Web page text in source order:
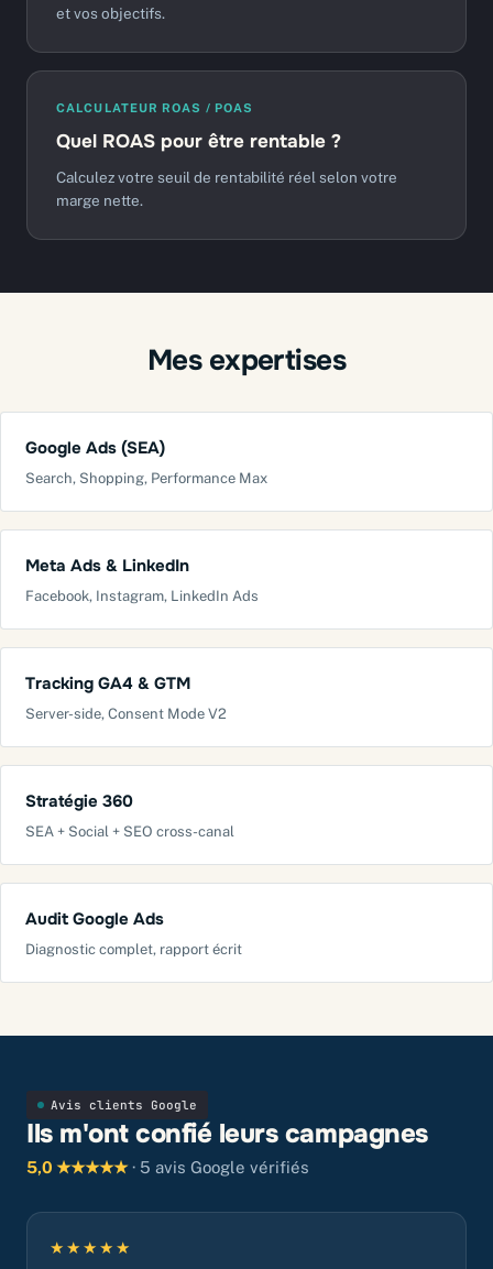
et vos objectifs.
CALCULATEUR ROAS / POAS
Quel ROAS pour être rentable ?
Calculez votre seuil de rentabilité réel selon votre
marge nette.
Mes expertises
Google Ads (SEA)
Search, Shopping, Performance Max
Meta Ads & LinkedIn
Facebook, Instagram, LinkedIn Ads
Tracking GA4 & GTM
Server-side, Consent Mode V2
Stratégie 360
SEA + Social + SEO cross-canal
Audit Google Ads
Diagnostic complet, rapport écrit
Avis clients Google
Ils m'ont confié leurs campagnes
5,0 ★★★★★· 5 avis Google vérifiés
★★★★★